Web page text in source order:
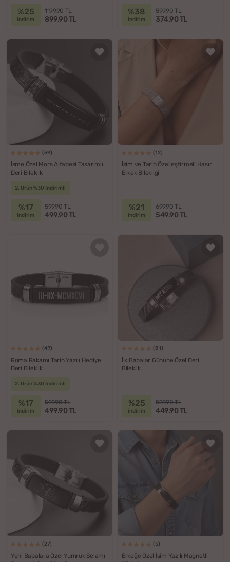
%25
indirim
1199.90 TL
899.90 TL
%38
indirim
599.90 TL
374.90 TL
(59)
İsme Özel Mors Alfabesi Tasarımlı
Deri Bileklik
2. Ürün %30 İndirimli
%17
indirim
599.90 TL
499.90 TL
(12)
İsim ve Tarih Özelleştirmeli Hasır
Erkek Bilekliği
%21
indirim
699.90 TL
549.90 TL
(47)
Roma Rakamı Tarih Yazılı Hediye
Deri Bileklik
2. Ürün %30 İndirimli
%17
indirim
599.90 TL
499.90 TL
(81)
İlk Babalar Gününe Özel Deri
Bileklik
%25
indirim
599.90 TL
449.90 TL
(27)
Yeni Babalara Özel Yumruk Selamı
(5)
Erkeğe Özel İsim Yazılı Magnetli